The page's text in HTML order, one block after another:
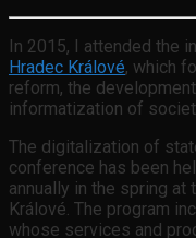
In 2015, I attended the
Hradec Králové, which
reform, the
informatization of
The digitalization of
conference has been
annually in the spring at
Králové. The program
whose services and